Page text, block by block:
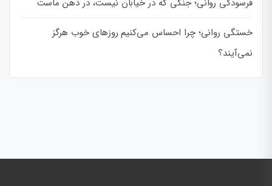
فرسودگی روانی؛ جنگی که در خیابان نیست، در ذهن ماست
خستگی روانی؛ چرا احساس می‌کنیم روزهای خوب هرگز
نمی‌آیند؟